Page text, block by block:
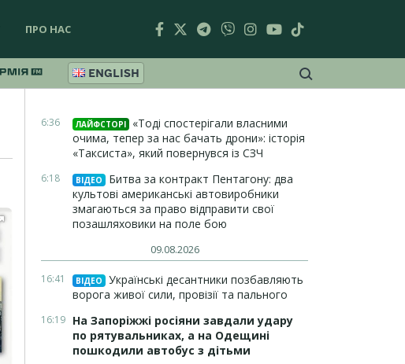
ПРО НАС
ENGLISH
6:36 ЛАЙФСТОРІ
«Тоді спостерігали власними
очима, тепер за нас бачать дрони»: історія
«Таксиста», який повернувся із СЗЧ
6:18 ВІДЕО
Битва за контракт Пентагону: два
культові американські автовиробники
змагаються за право відправити свої
позашляховики на поле бою
09.08.2026
16:41 ВІДЕО
Українські десантники позбавляють
ворога живої сили, провізії та пального
16:19 На Запоріжжі росіяни завдали удару
по рятувальниках, а на Одещині
пошкодили автобус з дітьми